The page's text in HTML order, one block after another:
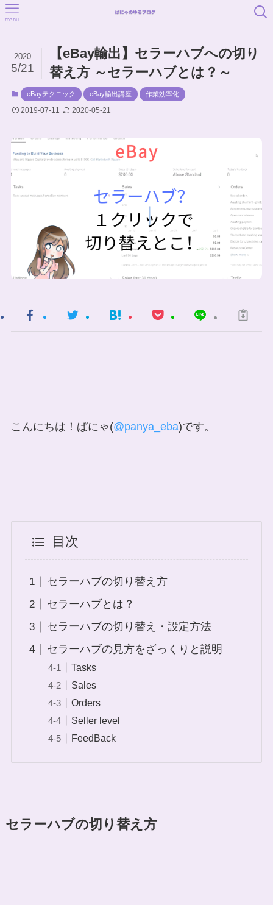
menu
【eBay輸出】セラーハブへの切り
替え方 ～セラーハブとは？～
2020
5/21
eBayテクニック eBay輸出講座 作業効率化
2019-07-11 2020-05-21
こんにちは！ぱにゃ(@panya_eba)です。
目次
セラーハブの切り替え方
セラーハブとは？
セラーハブの切り替え・設定方法
セラーハブの見方をざっくりと説明
Tasks
Sales
Orders
Seller level
FeedBack
セラーハブの切り替え方